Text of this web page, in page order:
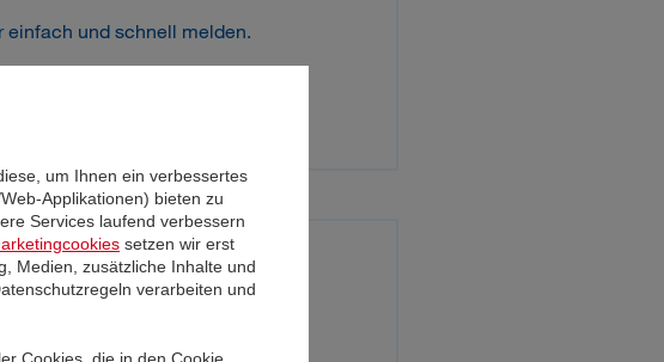
um Ihnen ein verbessertes
Applikationen) bieten zu
Services laufend verbessern
setzen wir erst
Medien, zusätzliche Inhalte und
verarbeiten und
Cookies, die in den Cookie
und schnell melden.